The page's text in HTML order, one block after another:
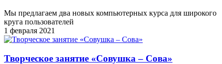
Мы предлагаем два новых компьютерных курса для широкого
круга пользователей
1 февраля 2021
Творческое занятие «Совушка – Сова»